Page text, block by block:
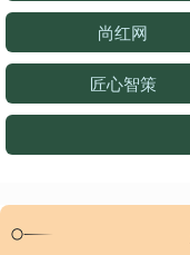
尚红网
匠心智策